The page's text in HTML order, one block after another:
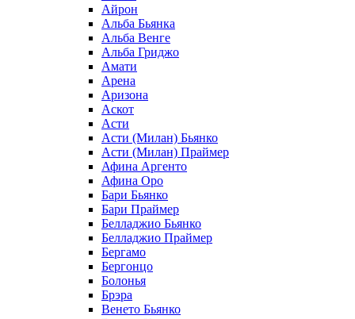
Айрон
Альба Бьянка
Альба Венге
Альба Гриджо
Амати
Арена
Аризона
Аскот
Асти
Асти (Милан) Бьянко
Асти (Милан) Праймер
Афина Аргенто
Афина Оро
Бари Бьянко
Бари Праймер
Белладжио Бьянко
Белладжио Праймер
Бергамо
Бергонцо
Болонья
Брэра
Венето Бьянко